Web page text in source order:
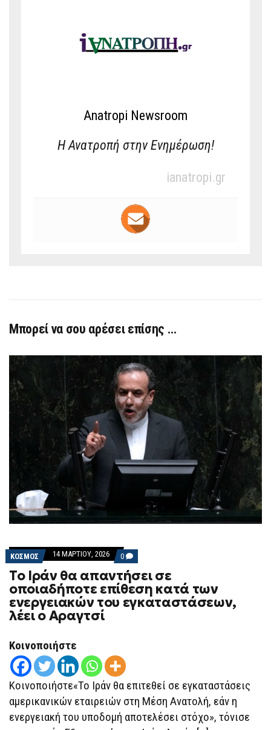
Anatropi Newsroom
Η Ανατροπή στην Ενημέρωση!
ianatropi.gr
Μπορεί να σου αρέσει επίσης …
ΚΟΣΜΟΣ 14 ΜΑΡΤΊΟΥ, 2026 0 COMMENTS
ON
ΤΟ
ΙΡΆΝ
ΘΑ
ΑΠΑΝΤΉΣΕΙ
ΣΕ
ΤΟΥ
ΛΈΕΙ
Ο
ΑΡΑΓΤΣΊ
Το Ιράν θα απαντήσει σε
οποιαδήποτε επίθεση κατά των
ενεργειακών του εγκαταστάσεων,
λέει ο Αραγτσί
Κοινοποιήστε
Κοινοποιήστε«Το Ιράν θα επιτεθεί σε εγκαταστάσεις
αμερικανικών εταιρειών στη Μέση Ανατολή, εάν η
ενεργειακή του υποδομή αποτελέσει στόχο», τόνισε